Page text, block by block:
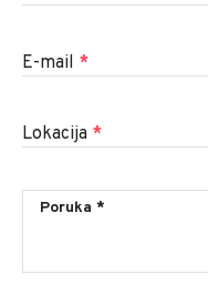
E-mail *
Lokacija *